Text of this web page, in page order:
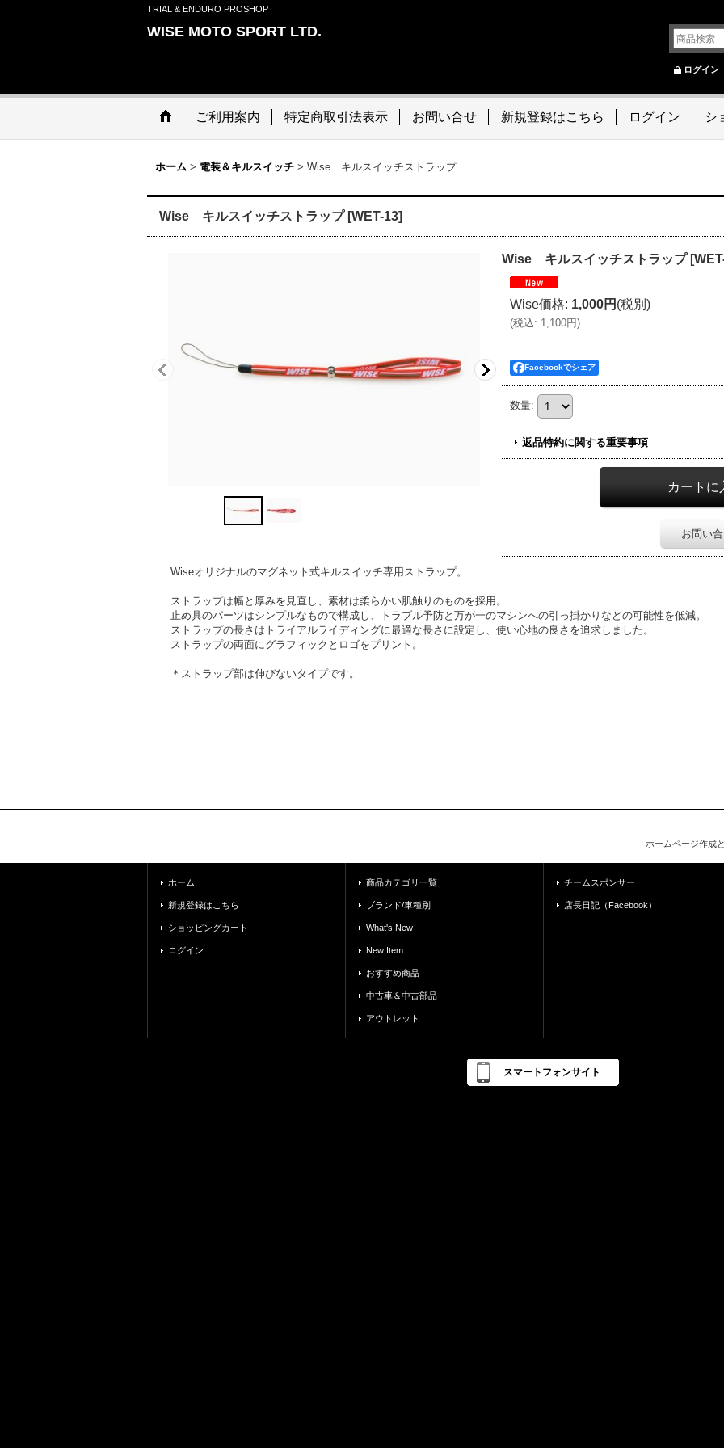
TRIAL & ENDURO PROSHOP
WISE MOTO SPORT LTD.
ログイン
ご利用案内 特定商取引法表示 お問い合せ 新規登録はこちら ログイン シ
ホーム > 電装＆キルスイッチ > Wise キルスイッチストラップ
Wise キルスイッチストラップ [WET-13]
Wise キルスイッチストラップ [
Wise価格: 1,000円 (税別)
(税込: 1,100円)
Facebookでシェア
数量:
返品特約に関する重要事項
お問い
Wiseオリジナルのマグネット式キルスイッチ専用ストラップ。
ストラップは幅と厚みを見直し、素材は柔らかい肌触りのものを採用。
止め具のパーツはシンプルなもので構成し、トラブル予防と万が一のマシンへの引っ掛かりなどの可能性を低減。
ストラップの長さはトライアルライディングに最適な長さに設定し、使い心地の良さを追求しました。
ストラップの両面にグラフィックとロゴをプリント。
＊ストラップ部は伸びないタイプです。
ホームページ作成
ホーム
新規登録はこちら
ショッピングカート
ログイン
商品カテゴリ一覧
ブランド/車種別
What's New
New Item
おすすめ商品
中古車＆中古部品
アウトレット
チームスポンサー
店長日記（Facebook）
スマートフォンサイト